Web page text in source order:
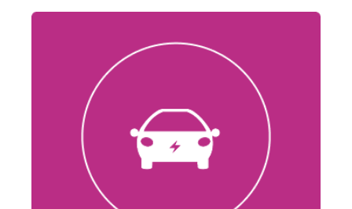
ricarica
Tesi
S.R.L.